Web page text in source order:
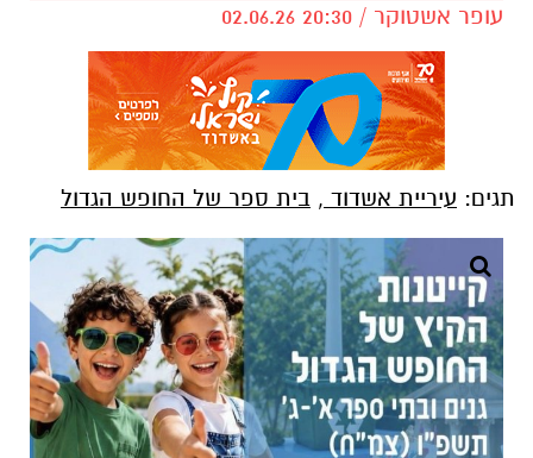
עופר אשטוקר / 20:30 02.06.26
תגים: עיריית אשדוד , בית ספר של החופש הגדול